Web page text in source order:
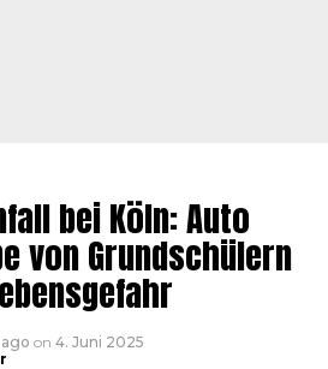
bei Köln: Auto
von Grundschülern
ago on 4. Juni 2025